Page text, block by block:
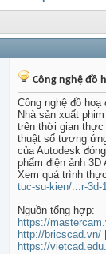
Công nghệ đồ
Công nghệ đồ hoạ
Nhà sản xuất
trên thời gian thực
thuật số tương
của Autodesk
phẩm điện ảnh
Xem quá trình
tuc-su-kien/...r-3d-
Nguồn tổng hợp:
https://
http://bricscad.vn/
https://